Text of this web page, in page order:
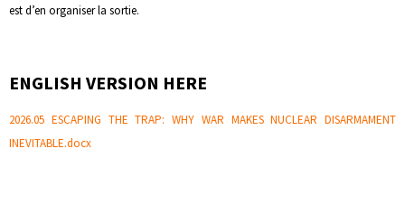
est d’en organiser la sortie.
ENGLISH VERSION HERE
2026.05 ESCAPING THE TRAP: WHY WAR MAKES NUCLEAR DISARMAMENT
INEVITABLE.docx